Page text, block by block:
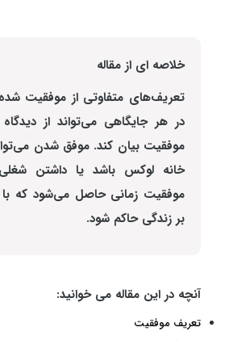
خلاصه ای از مقاله
تعریف‌های متفاوتی از موفقیت
در هر جایگاهی می‌تواند از
موفقیت بیان کند. موفق شدن
خانه‌ لوکس باشد یا داشتن
موفقیت زمانی حاصل می‌شود که با
بر زندگی حاکم شود.
آنچه در این مقاله می خوانید:
تعریف موفقیت